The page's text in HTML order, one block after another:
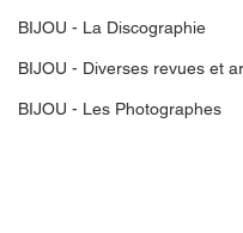
BIJOU - La Discographie
BIJOU - Diverses revues et
BIJOU - Les Photographes